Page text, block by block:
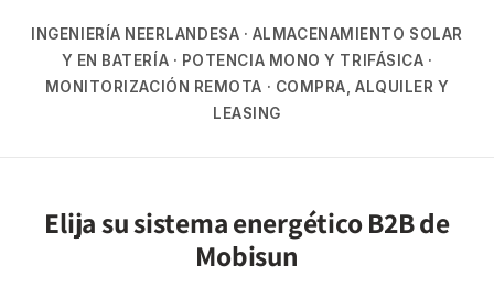
INGENIERÍA NEERLANDESA · ALMACENAMIENTO SOLAR
Y EN BATERÍA · POTENCIA MONO Y TRIFÁSICA ·
MONITORIZACIÓN REMOTA · COMPRA, ALQUILER Y
LEASING
Elija su sistema energético B2B de
Mobisun